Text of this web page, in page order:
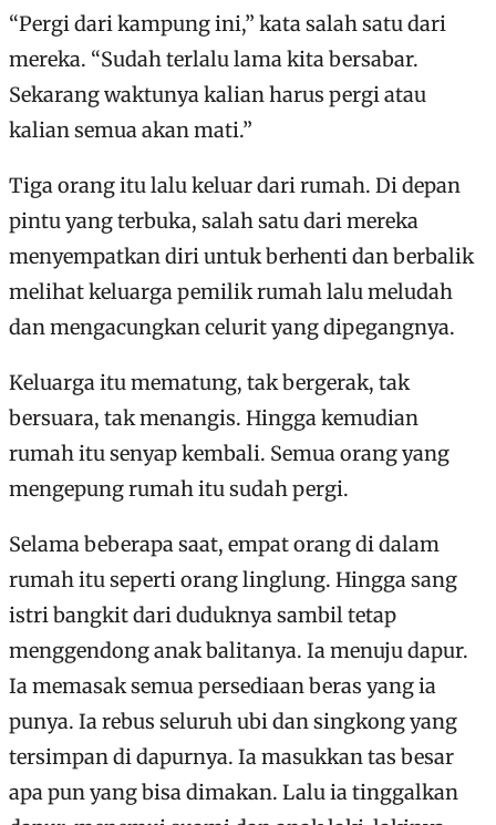
“Pergi dari kampung ini,” kata salah satu dari
mereka. “Sudah terlalu lama kita bersabar.
Sekarang waktunya kalian harus pergi atau
kalian semua akan mati.”
Tiga orang itu lalu keluar dari rumah. Di depan
pintu yang terbuka, salah satu dari mereka
menyempatkan diri untuk berhenti dan berbalik
melihat keluarga pemilik rumah lalu meludah
dan mengacungkan celurit yang dipegangnya.
Keluarga itu mematung, tak bergerak, tak
bersuara, tak menangis. Hingga kemudian
rumah itu senyap kembali. Semua orang yang
mengepung rumah itu sudah pergi.
Selama beberapa saat, empat orang di dalam
rumah itu seperti orang linglung. Hingga sang
istri bangkit dari duduknya sambil tetap
menggendong anak balitanya. Ia menuju dapur.
Ia memasak semua persediaan beras yang ia
punya. Ia rebus seluruh ubi dan singkong yang
tersimpan di dapurnya. Ia masukkan tas besar
apa pun yang bisa dimakan. Lalu ia tinggalkan